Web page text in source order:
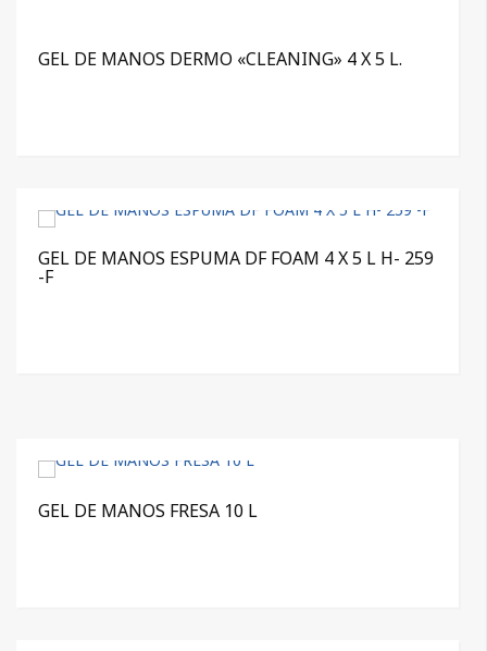
GEL DE MANOS DERMO «CLEANING» 4 X 5 L.
GEL DE MANOS ESPUMA DF FOAM 4 X 5 L H- 259
-F
GEL DE MANOS FRESA 10 L